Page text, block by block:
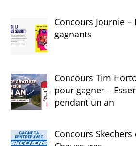
Concours Journie –
gagnants
Concours Tim
pour gagner –
pendant un an
Concours Skechers